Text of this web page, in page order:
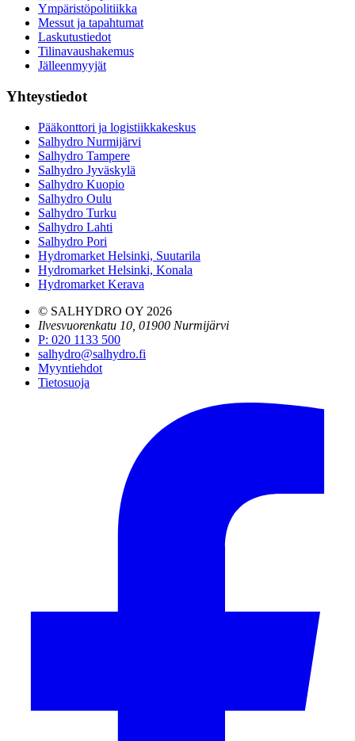
Ympäristöpolitiikka
Messut ja tapahtumat
Laskutustiedot
Tilinavaushakemus
Jälleenmyyjät
Yhteystiedot
Pääkonttori ja logistiikkakeskus
Salhydro Nurmijärvi
Salhydro Tampere
Salhydro Jyväskylä
Salhydro Kuopio
Salhydro Oulu
Salhydro Turku
Salhydro Lahti
Salhydro Pori
Hydromarket Helsinki, Suutarila
Hydromarket Helsinki, Konala
Hydromarket Kerava
© SALHYDRO OY 2026
Ilvesvuorenkatu 10, 01900 Nurmijärvi
P: 020 1133 500
salhydro@salhydro.fi
Myyntiehdot
Tietosuoja